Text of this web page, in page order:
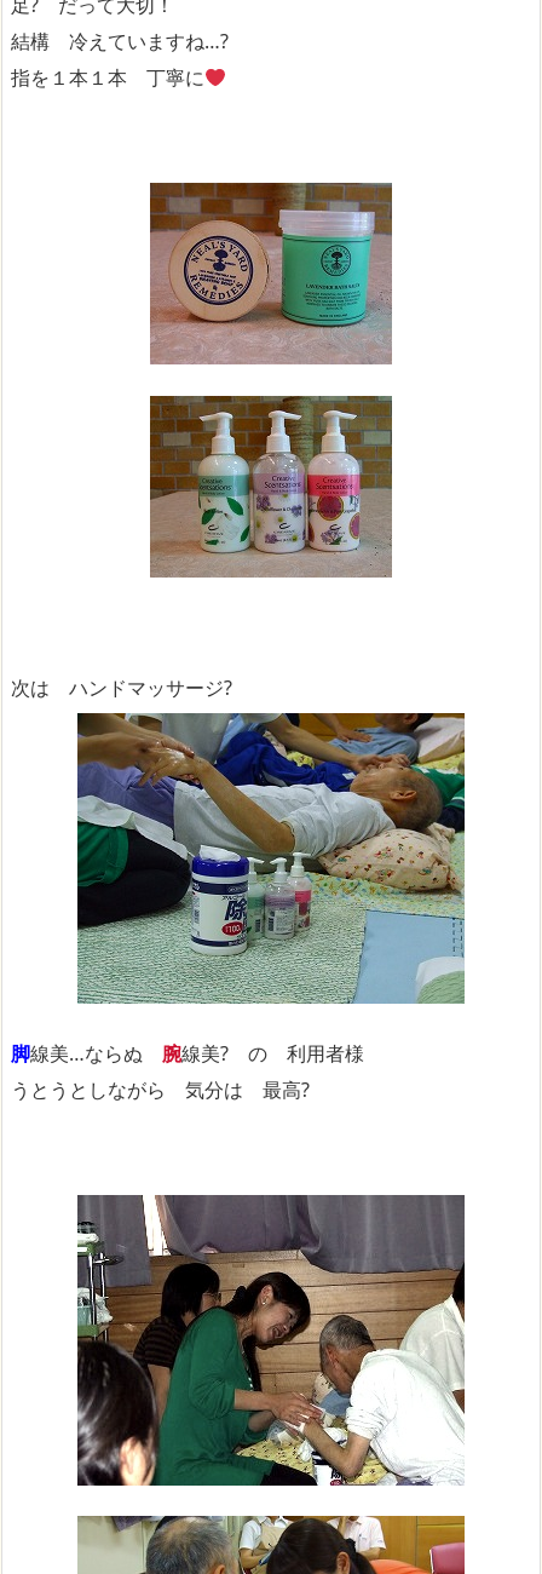
足? だって大切！
結構 冷えていますね…?
指を１本１本 丁寧に
次は ハンドマッサージ?
脚線美…ならぬ 腕線美? の 利用者様
うとうとしながら 気分は 最高?